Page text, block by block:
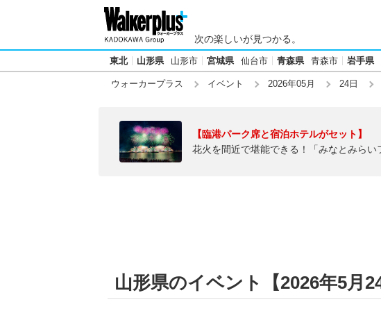
次の楽しいが見つかる。
東北 山形県 山形市 宮城県 仙台市 青森県 青森市 岩手県
ウォーカープラス イベント 2026年05月 24日
【臨港パーク席と宿泊ホテルがセット】
花火を間近で堪能できる！「みなとみら
山形県のイベント【2026年5月